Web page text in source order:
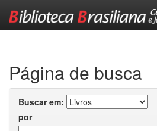
Página de busca
Buscar em:
por